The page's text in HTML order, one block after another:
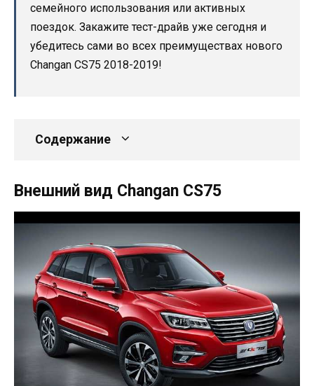
семейного использования или активных
поездок. Закажите тест-драйв уже сегодня и
убедитесь сами во всех преимуществах нового
Changan CS75 2018-2019!
Содержание
Внешний вид Changan CS75